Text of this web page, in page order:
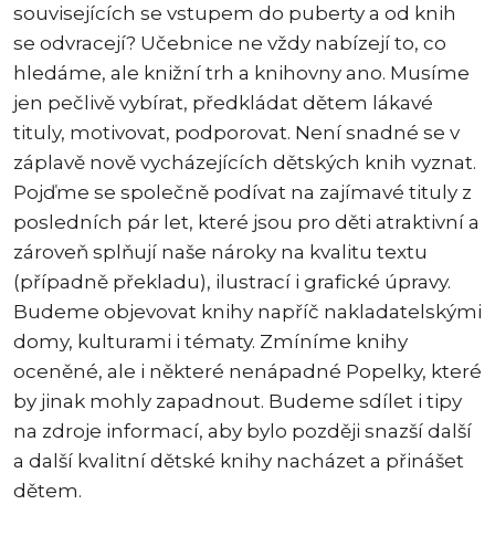
souvisejících se vstupem do puberty a od knih
se odvracejí? Učebnice ne vždy nabízejí to, co
hledáme, ale knižní trh a knihovny ano. Musíme
jen pečlivě vybírat, předkládat dětem lákavé
tituly, motivovat, podporovat. Není snadné se v
záplavě nově vycházejících dětských knih vyznat.
Pojďme se společně podívat na zajímavé tituly z
posledních pár let, které jsou pro děti atraktivní a
zároveň splňují naše nároky na kvalitu textu
(případně překladu), ilustrací i grafické úpravy.
Budeme objevovat knihy napříč nakladatelskými
domy, kulturami i tématy. Zmíníme knihy
oceněné, ale i některé nenápadné Popelky, které
by jinak mohly zapadnout. Budeme sdílet i tipy
na zdroje informací, aby bylo později snazší další
a další kvalitní dětské knihy nacházet a přinášet
dětem.